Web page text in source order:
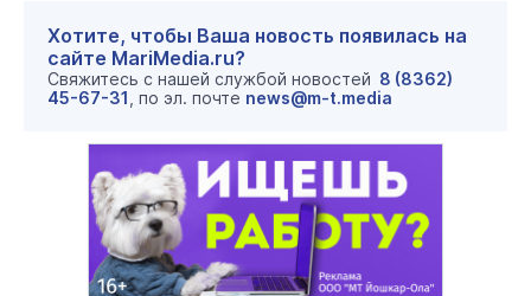
Хотите, чтобы Ваша новость появилась на
сайте MariMedia.ru?
Свяжитесь с нашей службой новостей 8 (8362)
45-67-31 , по эл. почте news@m-t.media